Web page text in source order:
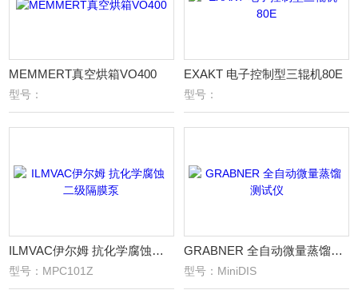
MEMMERT真空烘箱VO400
型号：
EXAKT 电子控制型三辊机80E
型号：
ILMVAC伊尔姆 抗化学腐蚀二级隔膜泵
型号：MPC101Z
GRABNER 全自动微量蒸馏测试仪
型号：MiniDIS